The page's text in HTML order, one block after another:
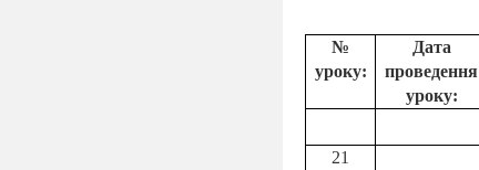
№
уроку:
Дата
проведення
уроку:
21